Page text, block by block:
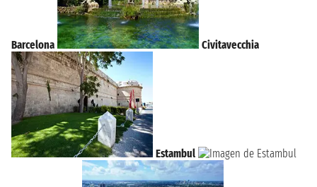
Barcelona Civitavecchia
Estambul